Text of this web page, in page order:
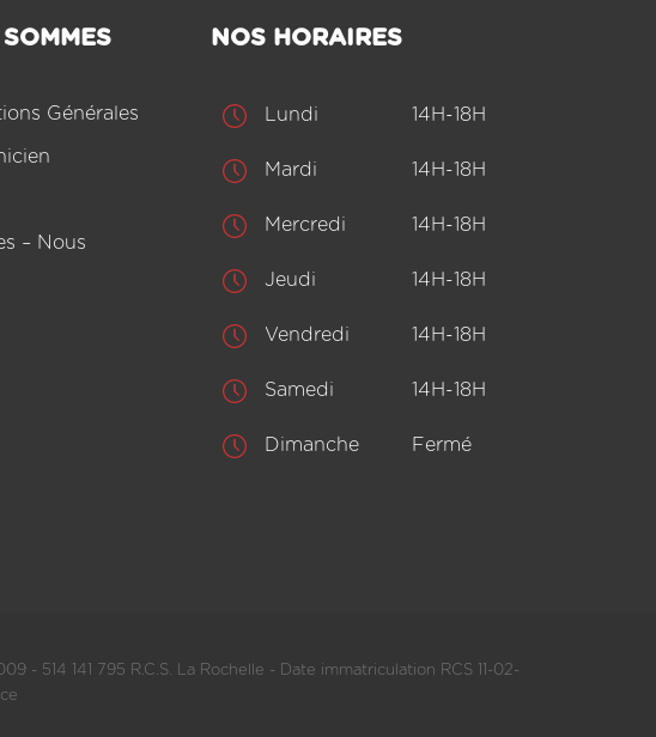
Générales
– Nous
NOS HORAIRES
Lundi 14H-18H
Mardi 14H-18H
Mercredi 14H-18H
Jeudi 14H-18H
Vendredi 14H-18H
Samedi 14H-18H
Dimanche Fermé
- 514 141 795 R.C.S. La Rochelle - Date immatriculation RCS 11-02-